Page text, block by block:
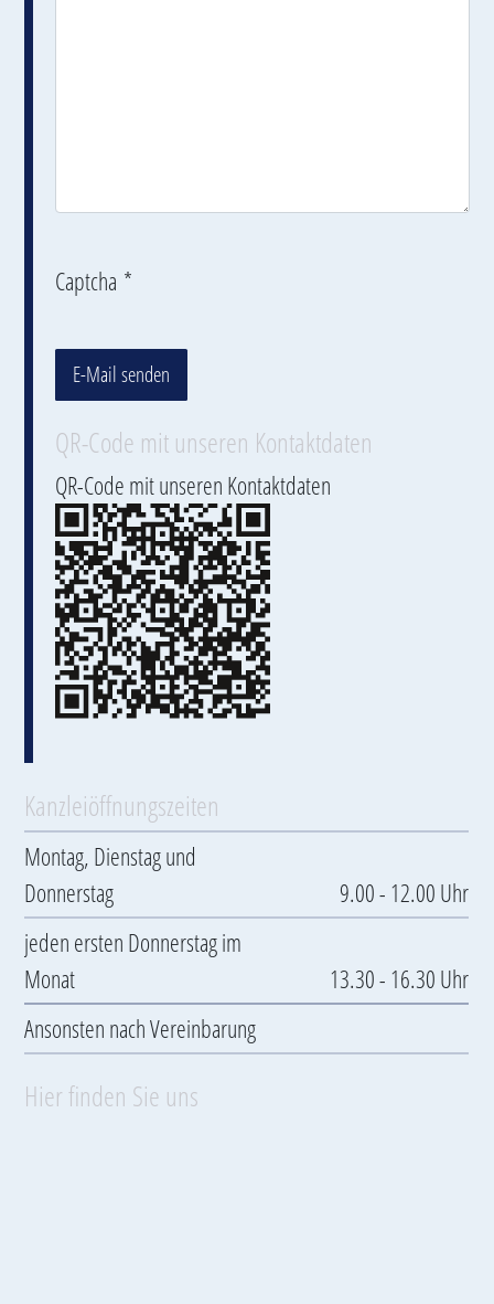
Kanzleiöffnungszeiten
Montag, Dienstag und
Donnerstag
9.00 - 12.00 Uhr
jeden ersten Donnerstag im
Monat
13.30 - 16.30 Uhr
Ansonsten nach Vereinbarung
Hier finden Sie uns
Captcha *
E-Mail senden
QR-Code mit unseren Kontaktdaten
QR-Code mit unseren Kontaktdaten